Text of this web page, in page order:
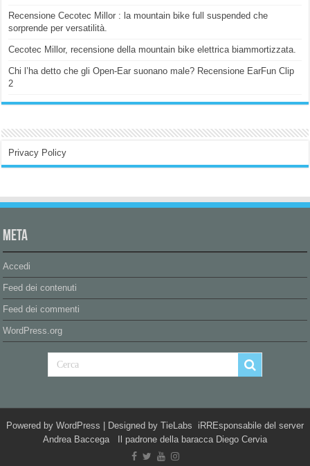
Recensione Cecotec Millor : la mountain bike full suspended che
sorprende per versatilità.
Cecotec Millor, recensione della mountain bike elettrica biammortizzata.
Chi l’ha detto che gli Open-Ear suonano male? Recensione EarFun Clip
2
Privacy Policy
Meta
Accedi
Feed dei contenuti
Feed dei commenti
WordPress.org
Powered by WordPress | Designed by TieLabs iRREsponsabile del server
Andrea Baccega Il padrone della baracca Diego Cervia